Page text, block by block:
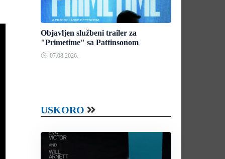
Objavljen službeni trailer za
"Primetime" sa Pattinsonom
07.08.2026.
USKORO